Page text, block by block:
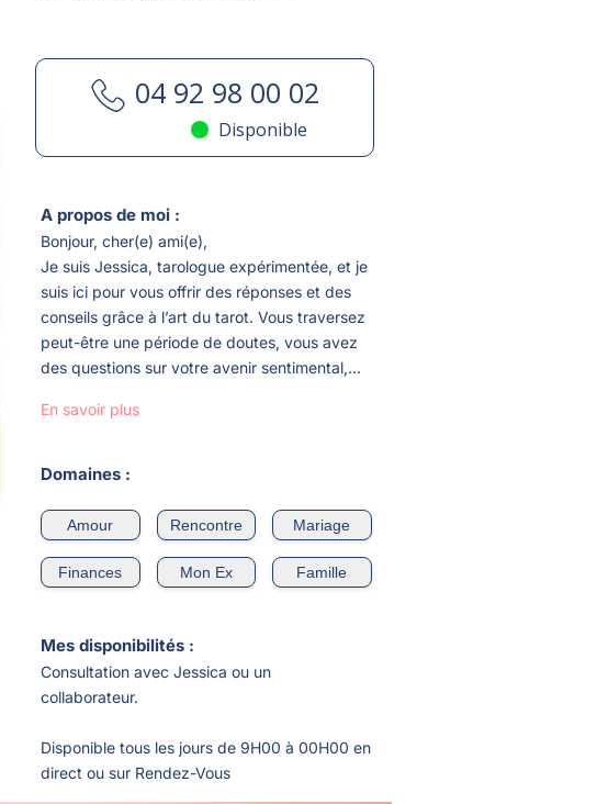
04 92 98 00 02
Disponible
A propos de moi :
Bonjour, cher(e) ami(e),
Je suis Jessica, tarologue expérimentée, et je
suis ici pour vous offrir des réponses et des
conseils grâce à l’art du tarot. Vous traversez
peut-être une période de doutes, vous avez
des questions sur votre avenir sentimental,...
En savoir plus
Domaines :
Amour Rencontre Mariage
Finances Mon Ex Famille
Mes disponibilités :
Consultation avec Jessica ou un
collaborateur.
Disponible tous les jours de 9H00 à 00H00 en
direct ou sur Rendez-Vous